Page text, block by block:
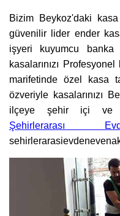
Bizim Beykoz'daki
güvenilir lider ender
işyeri kuyumcu
kasalarınızı
marifetinde özel kasa
özveriyle kasalarınızı
ilçeye şehir içi ve
Şehirlerarası